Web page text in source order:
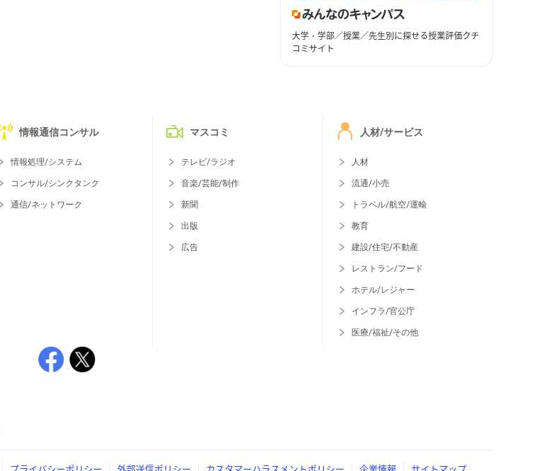
大学・学部／授業／先生別に探せる授業評価クチ
コミサイト
情報通信コンサル
情報処理/システム
コンサル/シンクタンク
通信/ネットワーク
マスコミ
テレビ/ラジオ
音楽/芸能/制作
新聞
出版
広告
人材/サービス
人材
流通/小売
トラベル/航空/運輸
教育
建設/住宅/不動産
レストラン/フード
ホテル/レジャー
インフラ/官公庁
医療/福祉/その他